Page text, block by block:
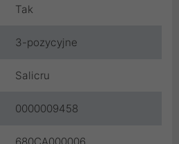
Tak
3-pozycyjne
Salicru
0000009458